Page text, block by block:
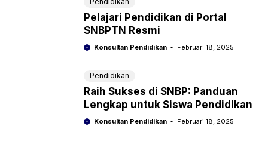
Pelajari Pendidikan di Portal
SNBPTN Resmi
Konsultan Pendidikan Februari 18, 2025
Pendidikan
Raih Sukses di SNBP: Panduan
Lengkap untuk Siswa Pendidikan
Konsultan Pendidikan Februari 18, 2025